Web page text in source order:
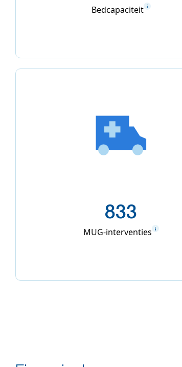
Bedcapaciteit
833
MUG-interventies